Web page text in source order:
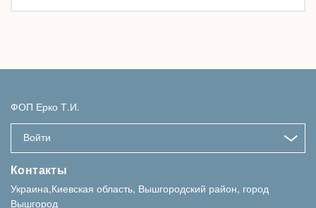
ФОП Ерко Т.И.
Войти
Контакты
Украина,Киевская область, Вышгородский район, город
Вышгород